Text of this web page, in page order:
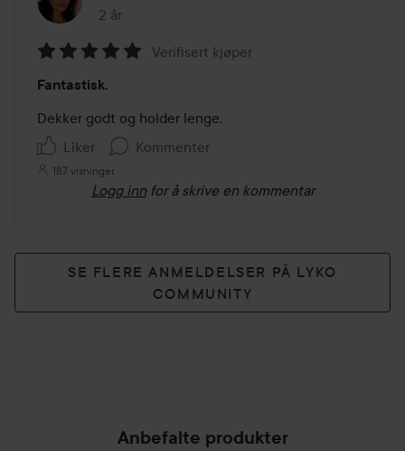
2 år
Innlegget ble opprettet 2 år
5
av
5
Verifisert kjøper
Fantastisk.
Dekker godt og holder lenge.
Liker
Kommenter
187 visninger
Logg inn for å skrive en kommentar
SE FLERE ANMELDELSER PÅ LYKO
COMMUNITY
Anbefalte produkter